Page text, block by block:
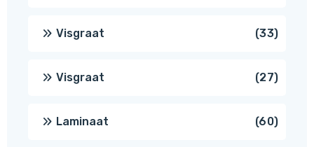
Visgraat 3333
Visgraat 2727
Laminaat 6060